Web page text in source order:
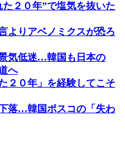
た２０年”で塩気を抜いた
よりアベノミクスが恐ろ
気低迷…韓国も日本の
へ
２０年」を経験してこそ
落…韓国ポスコの「失わ